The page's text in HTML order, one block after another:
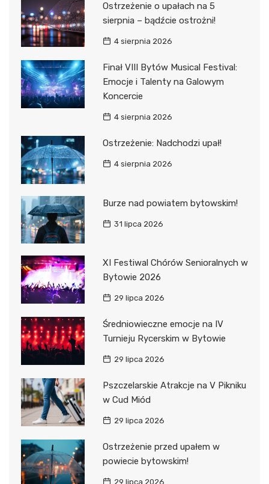
Ostrzeżenie o upałach na 5
sierpnia – bądźcie ostrożni!
4 sierpnia 2026
Finał VIII Bytów Musical Festival:
Emocje i Talenty na Galowym
Koncercie
4 sierpnia 2026
Ostrzeżenie: Nadchodzi upał!
4 sierpnia 2026
Burze nad powiatem bytowskim!
31 lipca 2026
XI Festiwal Chórów Senioralnych w
Bytowie 2026
29 lipca 2026
Średniowieczne emocje na IV
Turnieju Rycerskim w Bytowie
29 lipca 2026
Pszczelarskie Atrakcje na V Pikniku
w Cud Miód
29 lipca 2026
Ostrzeżenie przed upałem w
powiecie bytowskim!
29 lipca 2026